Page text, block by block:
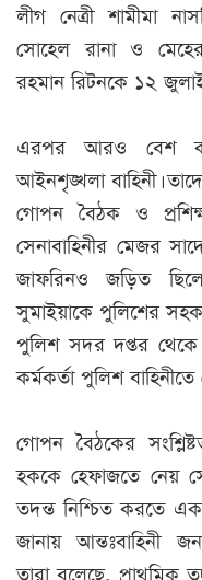
লীগ নেত্রী শামীমা
সোহেল রানা ও
রহমান রিটনকে ১২ জুলাই
এরপর আরও বেশ
আইনশৃঙ্খলা বাহিনী।
গোপন বৈঠক ও
সেনাবাহিনীর মেজর
জাফরিনও জড়িত
সুমাইয়াকে পুলিশের
পুলিশ সদর দপ্তর
কর্মকর্তা পুলিশ বাহিনীতে
গোপন বৈঠকের
হককে হেফাজতে নেয়
তদন্ত নিশ্চিত করতে
জানায় আন্তঃবাহিনী